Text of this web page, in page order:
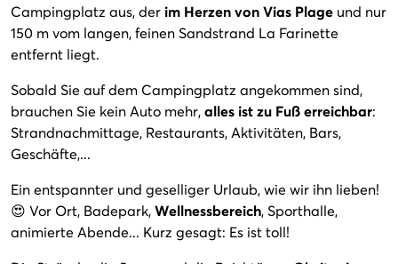
Campingplatz aus, der im Herzen von Vias Plage und nur
150 m vom langen, feinen Sandstrand La Farinette
entfernt liegt.
Sobald Sie auf dem Campingplatz angekommen sind,
brauchen Sie kein Auto mehr,alles ist zu Fuß erreichbar:
Strandnachmittage, Restaurants, Aktivitäten, Bars,
Geschäfte,...
Ein entspannter und geselliger Urlaub, wie wir ihn lieben!
😍 Vor Ort, Badepark,Wellnessbereich, Sporthalle,
animierte Abende... Kurz gesagt: Es ist toll!